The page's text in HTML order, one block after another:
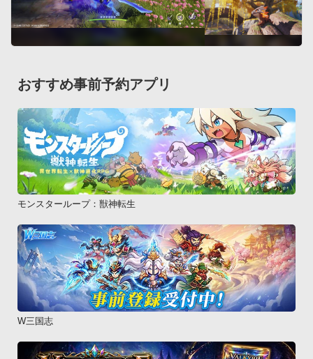
・アプリのダウンロード、スコアの送信などには、別途パケッ
ト通信料がかかります。パケット通信料が高額になる可能性が
ありますので、安心してご利用いただくために、パケット定額
・海外でご利用になる場合、パケット通信料が高額になる場合
・本アプリダウンロード後のキャンセルについては、本アプリ
提供サイトの取り決めに従うこととします。
・お客様が未成年の場合は、事前に親権者等の法定代理人の同
意を得た上でご利用ください。【重要事項】
本サービスはドコモゼミサービス利用規約に基づき提供されま
す。事前に利用規約の内容を確認のうえ、ご利用ください。
http://docomo-zemi.com/kiyaku/
おすすめ事前予約アプリ
モンスターループ：獣神転生
W三国志